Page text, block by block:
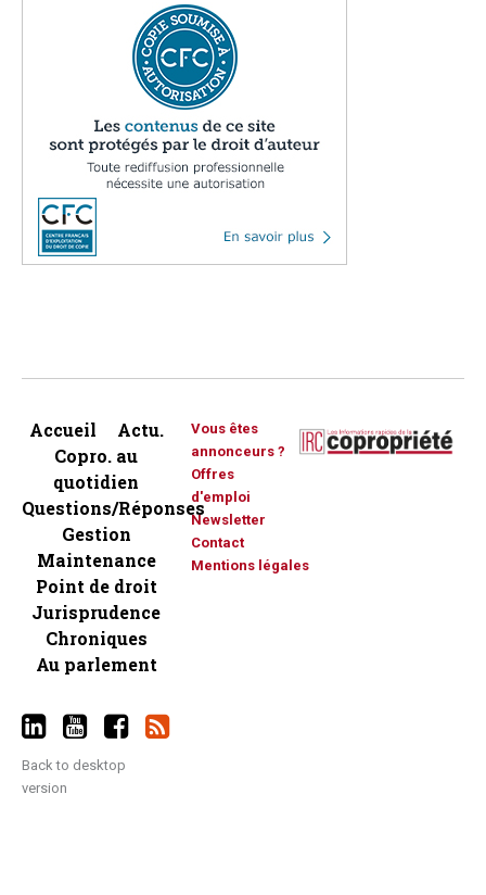
Accueil
Actu.
Copro. au
quotidien
Questions/Réponses
Gestion
Maintenance
Point de droit
Jurisprudence
Chroniques
Au parlement
Vous êtes
annonceurs ?
Offres
d'emploi
Newsletter
Contact
Mentions légales
Back to desktop
version